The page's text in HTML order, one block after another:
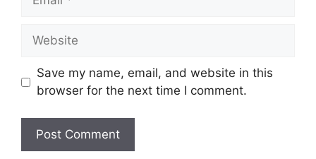
Website
Save my name, email, and website in this
browser for the next time I comment.